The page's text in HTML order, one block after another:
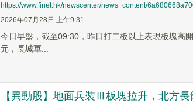
https://www.finet.hk/newscenter/news_content/
2026年07月28日 上午9:31
今日早盤，截至09:30，昨日打二板以上表現板塊高
元，長城軍...
【異動股】地面兵裝Ⅲ板塊拉升，北方